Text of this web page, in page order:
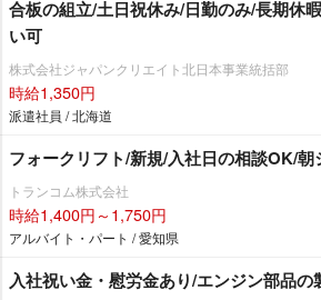
合板の組立/土日祝休み/日勤のみ/長期休
い可
株式会社ジャパンクリエイト北日本事業統括部
時給1,350円
派遣社員 / 北海道
フォークリフト/新規/入社日の相談OK/朝
トランコム株式会社
時給1,400円～1,750円
アルバイト・パート / 愛知県
入社祝い金・慰労金あり/エンジン部品